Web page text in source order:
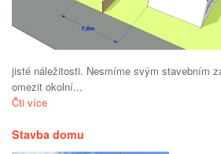
jisté náležitosti. Nesmíme svým stavebním
omezit okolní...
Čti více
Stavba domu